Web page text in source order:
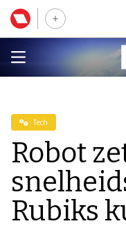
Tech
Robot
Rubiks